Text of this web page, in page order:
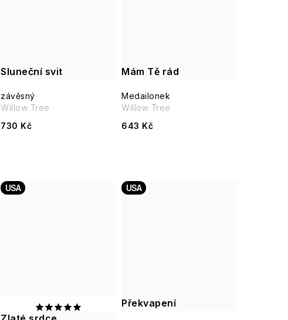
Sluneční svit
závěsný
730 Kč
Willow Tree
Mám Tě rád
Medailonek
643 Kč
Willow Tree
USA
Překvapení
USA